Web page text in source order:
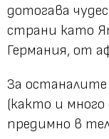
дотогава
страни като
Германия, от
За
(както и много
предимно в